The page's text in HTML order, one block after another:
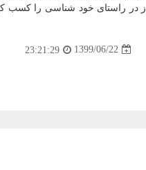
در راستای خود شناسی را کسب
1399/06/22
23:21:29